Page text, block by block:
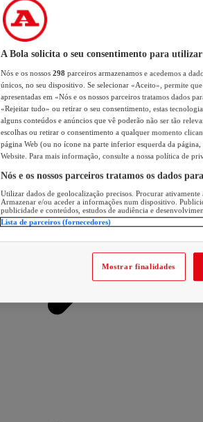
A Bola solicita o seu consentimento para utilizar
Nós e os nossos 298 parceiros armazenamos e acedemos a
únicos, no seu dispositivo. Se selecionar «Aceito», permite
apresentadas em «Nós e os nossos parceiros tratamos dados
«Rejeitar tudo» ou retirar o seu consentimento, estas
alguns conteúdos e anúncios que vê poderão não ser tão
escolhas ou retirar o consentimento a qualquer momento
página Web (ou no ícone na parte inferior esquerda da página,
Website. Para mais informação, consulte a nossa política de
Nós e os nossos parceiros tratamos os dados
Utilizar dados de geolocalização precisos. Procurar
Armazenar e/ou aceder a informações num dispositivo.
publicidade e conteúdos, estudos de audiência e
Lista de parceiros (fornecedores)
Mostrar finalidades